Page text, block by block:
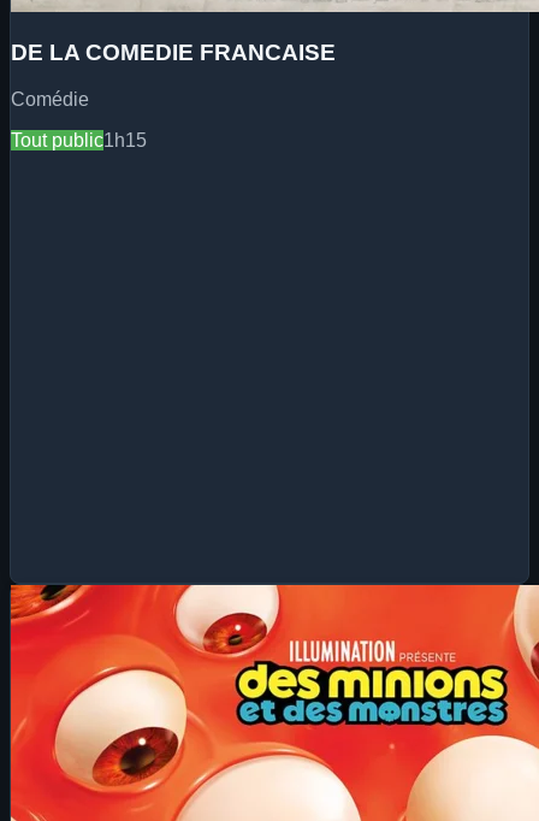
DE LA COMEDIE FRANCAISE
Comédie
Tout public1h15